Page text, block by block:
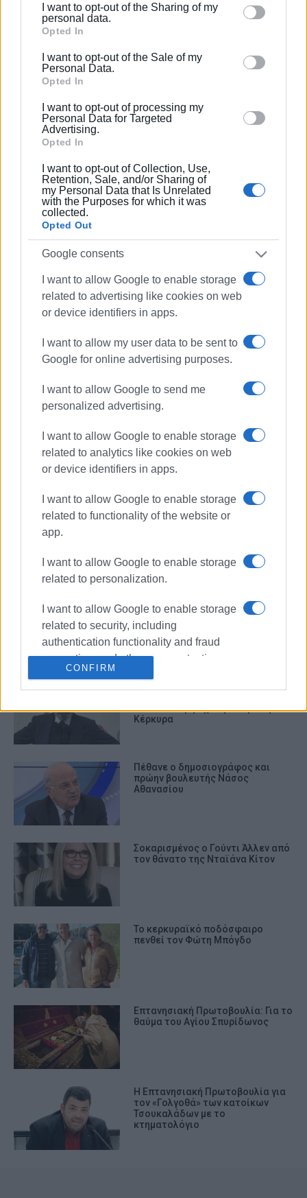
Please note that this website/app uses one or more
Google services and may gather and store information
behaviour. You may click to grant or deny consent to
Google and its third-party tags to use your data for
section.
I want to opt-out of the Sharing of my
personal data.
Opted In
I want to opt-out of the Sale of my
Personal Data.
Opted In
I want to opt-out of processing my
Personal Data for Targeted
Advertising.
Opted In
I want to opt-out of Collection, Use,
Retention, Sale, and/or Sharing of
my Personal Data that Is Unrelated
with the Purposes for which it was
collected.
Opted Out
Google consents
I want to allow Google to enable storage
related to advertising like cookies on web
or device identifiers in apps.
I want to allow my user data to be sent to
Google for online advertising purposes.
I want to allow Google to send me
personalized advertising.
I want to allow Google to enable storage
related to analytics like cookies on web
or device identifiers in apps.
I want to allow Google to enable storage
related to functionality of the website or
app.
I want to allow Google to enable storage
related to personalization.
I want to allow Google to enable storage
related to security, including
authentication functionality and fraud
prevention, and other user protection.
CONFIRM
ΒΑΡΤΕΛΑΤΟΣ ΑΠΩΛΕΙΑ
Πέθανε ο Σπύρος Ζουπάνος
Η ματιά του Νίκου Σερβετά
– Η ιδιαίτερη σχέση του με την
Κέρκυρα
Πέθανε ο δημοσιογράφος και
πρώην βουλευτής Νάσος
Αθανασίου
Σοκαρισμένος ο Γούντι Άλλεν από
τον θάνατο της Νταϊάνα Κίτον
Το κερκυραϊκό ποδόσφαιρο
πενθεί τον Φώτη Μπόγδο
Επτανησιακή Πρωτοβουλία: Για το
θαύμα του Αγίου Σπυρίδωνος
Η Επτανησιακή Πρωτοβουλία για
τον «Γολγοθά» των κατοίκων
Τσουκαλάδων με το
κτηματολόγιο